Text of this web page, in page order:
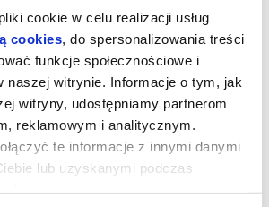
cookie w celu realizacji usług
cookies , do spersonalizowania treści
funkcje społecznościowe i
naszej witrynie. Informacje o tym, jak
witryny, udostępniamy partnerom
reklamowym i analitycznym.
te informacje z innymi danymi
lub uzyskanymi podczas